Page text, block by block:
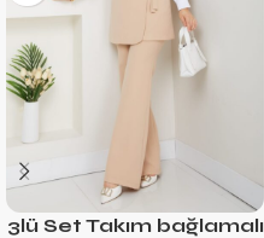
3lü Set Takım bağlamalı